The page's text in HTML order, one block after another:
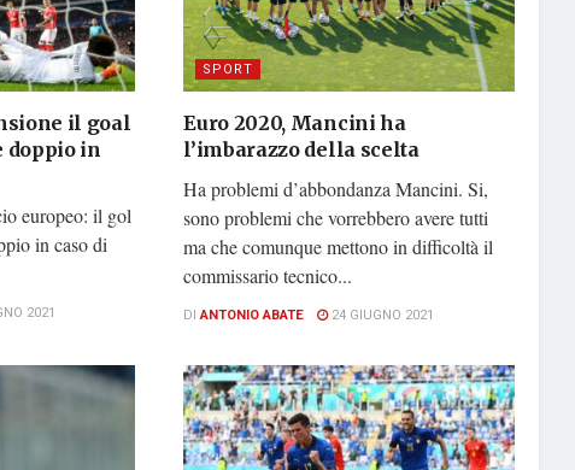
il goal
doppio in
europeo: il gol
in caso di
2021
SPORT
Euro 2020, Mancini ha
l’imbarazzo della scelta
Ha problemi d’abbondanza Mancini. Si,
sono problemi che vorrebbero avere tutti
ma che comunque mettono in difficoltà il
commissario tecnico...
DI ANTONIO ABATE 24 GIUGNO 2021